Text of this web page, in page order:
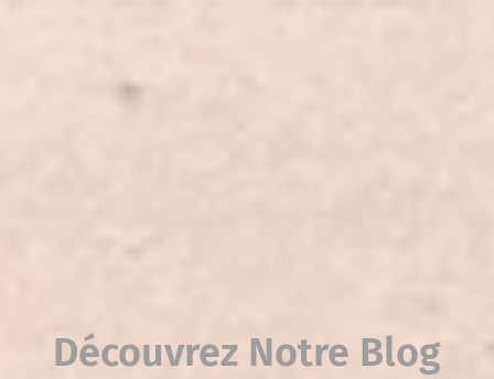
Découvrez Notre Blog